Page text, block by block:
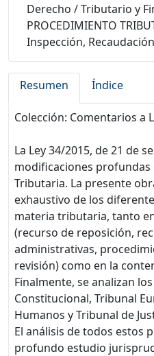
Derecho /Tributario y
PROCEDIMIENTO
Inspección,
Resumen Índice
Colección: Comentarios a
La Ley 34/2015, de 21 de
modificaciones profundas
Tributaria. La presente
exhaustivo de los
materia tributaria, tanto
(recurso de reposición,
administrativas,
revisión) como en la
Finalmente, se analizan
Constitucional, Tribunal
Humanos y Tribunal de
El análisis de todos estos
profundo estudio